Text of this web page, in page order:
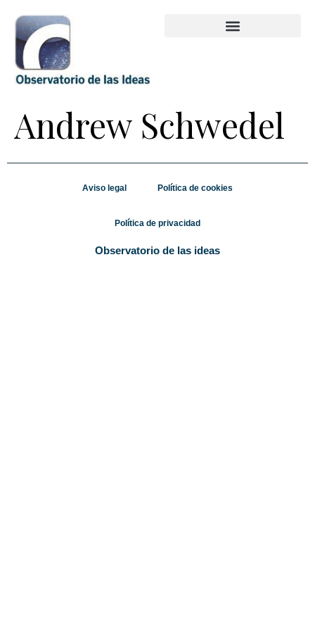
Andrew Schwedel
Aviso legal Política de cookies
Política de privacidad
Observatorio de las ideas